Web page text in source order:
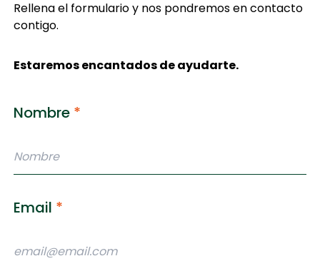
Rellena el formulario y nos pondremos en contacto
contigo.
Estaremos encantados de ayudarte.
Nombre *
Email *